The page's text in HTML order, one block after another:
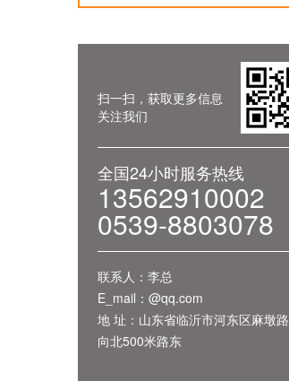
提升效果
扫一扫，获取更多信息
关注我们
全国24小时服务热线
13562910002
0539-8803078
联系人：李总
E_mail：@qq.com
地 址：山东省临沂市河东区麻墩
向北500米路东